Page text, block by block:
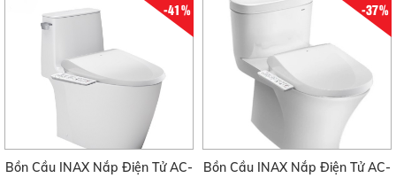
-41%
Bồn Cầu INAX Nắp Điện Tử AC-
-37%
Bồn Cầu INAX Nắp Điện Tử AC-